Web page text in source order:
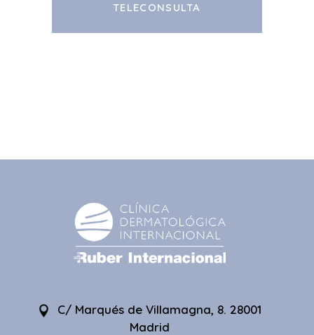
TELECONSULTA
C/ Marqués de Villamagna, 8. 28001
Madrid